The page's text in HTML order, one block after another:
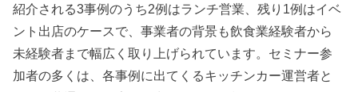
紹介される3事例のうち2例はランチ営業、残り1例はイベ
ント出店のケースで、事業者の背景も飲食業経験者から
未経験者まで幅広く取り上げられています。セミナー参
加者の多くは、各事例に出てくるキッチンカー運営者と